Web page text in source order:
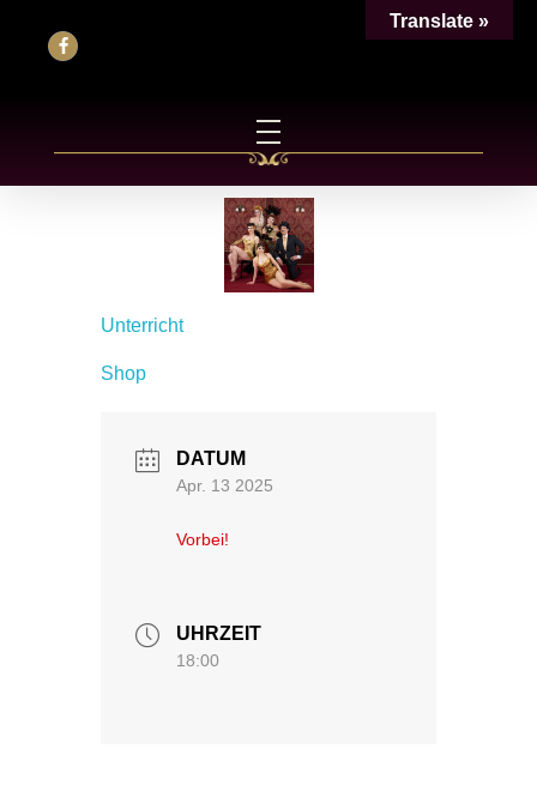
Unterricht
Shop
DATUM
Apr. 13 2025
Vorbei!
UHRZEIT
18:00
Translate »